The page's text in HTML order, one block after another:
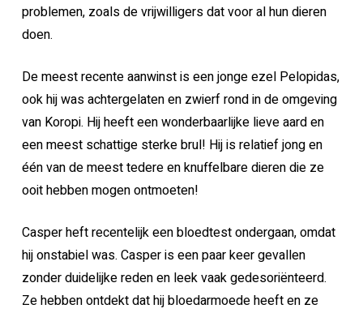
problemen, zoals de vrijwilligers dat voor al hun dieren
doen.
De meest recente aanwinst is een jonge ezel Pelopidas,
ook hij was achtergelaten en zwierf rond in de omgeving
van Koropi. Hij heeft een wonderbaarlijke lieve aard en
een meest schattige sterke brul! Hij is relatief jong en
één van de meest tedere en knuffelbare dieren die ze
ooit hebben mogen ontmoeten!
Casper heft recentelijk een bloedtest ondergaan, omdat
hij onstabiel was. Casper is een paar keer gevallen
zonder duidelijke reden en leek vaak gedesoriënteerd.
Ze hebben ontdekt dat hij bloedarmoede heeft en ze